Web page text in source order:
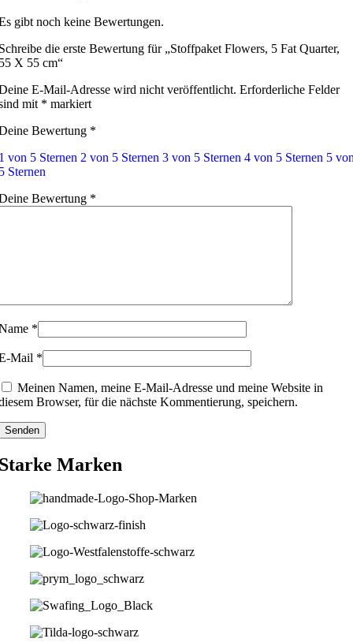
gibt noch keine Bewertungen.
die erste Bewertung für „Stoffpaket Flowers, 5 Fat Quarter,
X 55 cm“
E-Mail-Adresse wird nicht veröffentlicht. Erforderliche Felder
mit * markiert
Bewertung *
von 5 Sternen 2 von 5 Sternen 3 von 5 Sternen 4 von 5 Sternen 5
Sternen
Bewertung *
*
Mail *
Meinen Namen, meine E-Mail-Adresse und meine Website in
Browser, für die nächste Kommentierung, speichern.
Marken